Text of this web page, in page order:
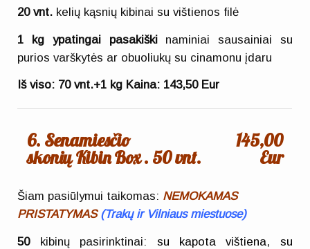
20 vnt. kelių kąsnių kibinai su vištienos filė
1 kg ypatingai pasakiški naminiai sausainiai su
purios varškytės ar obuoliukų su cinamonu įdaru
Iš viso: 70 vnt.+1 kg Kaina: 143,50 Eur
6. Senamiesčio
skoniųKibin Box . 50 vnt.
145,00
Eur
Šiam pasiūlymui taikomas: NEMOKAMAS
PRISTATYMAS (Trakų ir Vilniaus miestuose)
50kibinų pasirinktinai: su kapota vištiena, su